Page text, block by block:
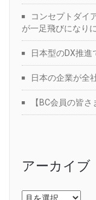
コンセプトダイ
が一足飛びになり
日本型のDX推進
日本の企業が全
【BC会員の皆
アーカイブ
ア